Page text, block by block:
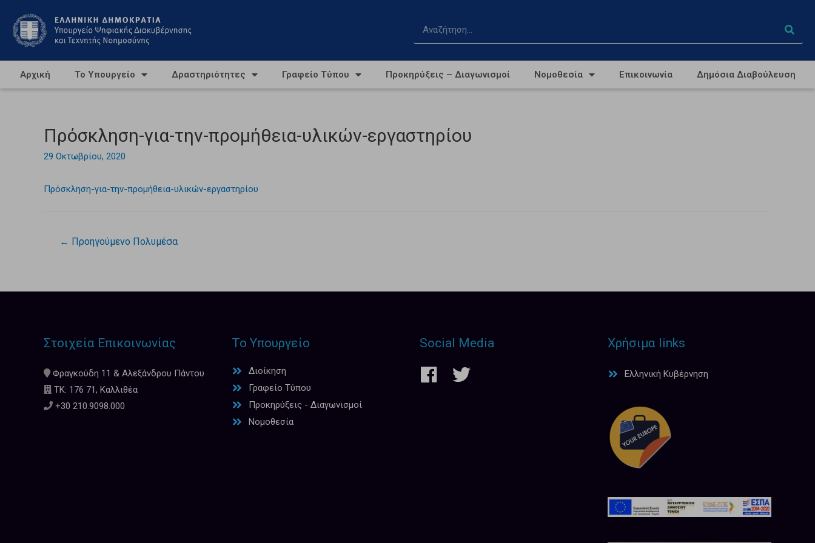
Αρχική Το Υπουργείο Δραστηριότητες Γραφείο Τύπου Προκηρύξεις – Διαγωνισμοί Νομοθεσία Επικοινωνία Δημόσια Διαβούλευση
Πρόσκληση-για-την-προμήθεια-υλικών-εργαστηρίου
29 Οκτωβρίου, 2020
Πρόσκληση-για-την-προμήθεια-υλικών-εργαστηρίου
← Προηγούμενο Πολυμέσα
Στοιχεία Επικοινωνίας
Φραγκούδη 11 & Αλεξάνδρου Πάντου
ΤΚ: 176 71, Καλλιθέα
+30 210.9098.000
Το Υπουργείο
Διοίκηση
Γραφείο Τύπου
Προκηρύξεις - Διαγωνισμοί
Νομοθεσία
Social Media Χρήσιμα links
Ελληνική Κυβέρνηση